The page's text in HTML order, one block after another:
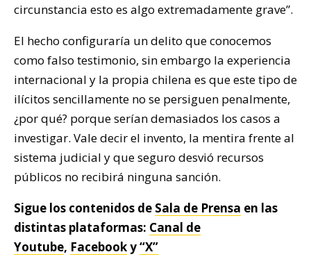
circunstancia esto es algo extremadamente grave”.
El hecho configuraría un delito que conocemos
como falso testimonio, sin embargo la experiencia
internacional y la propia chilena es que este tipo de
ilícitos sencillamente no se persiguen penalmente,
¿por qué? porque serían demasiados los casos a
investigar. Vale decir el invento, la mentira frente al
sistema judicial y que seguro desvió recursos
públicos no recibirá ninguna sanción.
Sigue los contenidos de Sala de Prensa en las
distintas plataformas: Canal de
Youtube, Facebooky“X”